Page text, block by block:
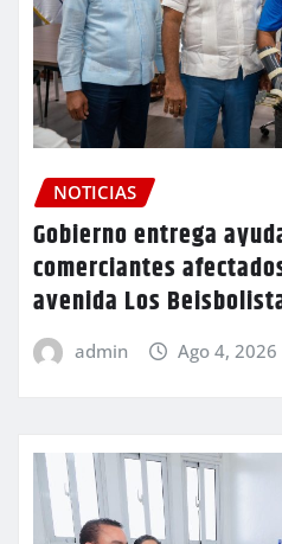
NOTICIAS
Gobierno entrega
comerciantes
avenida Los
admin Ago 4, 2026